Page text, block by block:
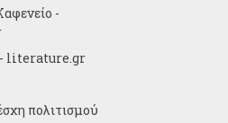
-
literature.gr
πολιτισμού